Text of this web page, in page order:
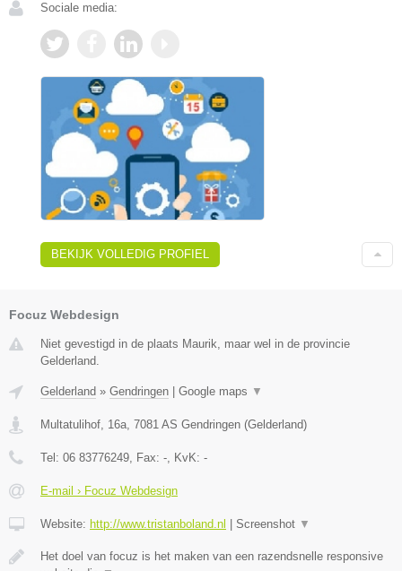
Sociale media:
BEKIJK VOLLEDIG PROFIEL
Focuz Webdesign
Niet gevestigd in de plaats Maurik, maar wel in de provincie
Gelderland.
Gelderland » Gendringen | Google maps ▼
Multatulihof, 16a 7081 AS Gendringen (Gelderland)
Tel: 06 83776249 , Fax: - , KvK: -
E-mail › Focuz Webdesign
Website: http://www.tristanboland.nl | Screenshot ▼
Het doel van focuz is het maken van een razendsnelle responsive